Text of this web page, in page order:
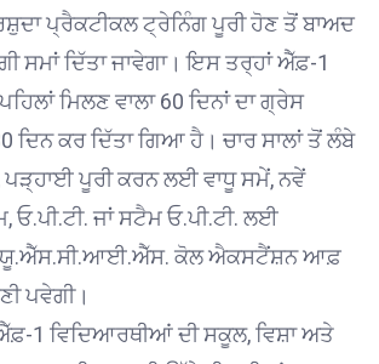
ਪ੍ਰੈਕਟੀਕਲ ਟ੍ਰੇਨਿੰਗ ਪੂਰੀ ਹੋਣ ਤੋਂ ਬਾਅਦ
ਸਮਾਂ ਦਿੱਤਾ ਜਾਵੇਗਾ। ਇਸ ਤਰ੍ਹਾਂ ਐੱਫ਼-1
ਮਿਲਣ ਵਾਲਾ 60 ਦਿਨਾਂ ਦਾ ਗ੍ਰੇਸ
ਦਿਨ ਕਰ ਦਿੱਤਾ ਗਿਆ ਹੈ। ਚਾਰ ਸਾਲਾਂ ਤੋਂ ਲੰਬੇ
ਪੜ੍ਹਾਈ ਪੂਰੀ ਕਰਨ ਲਈ ਵਾਧੂ ਸਮੇਂ, ਨਵੇਂ
ਓ.ਪੀ.ਟੀ. ਜਾਂ ਸਟੈਮ ਓ.ਪੀ.ਟੀ. ਲਈ
ਯੂ.ਐੱਸ.ਸੀ.ਆਈ.ਐੱਸ. ਕੋਲ ਐਕਸਟੈਂਸ਼ਨ ਆਫ਼
ਪਵੇਗੀ।
1 ਵਿਦਿਆਰਥੀਆਂ ਦੀ ਸਕੂਲ, ਵਿਸ਼ਾ ਅਤੇ